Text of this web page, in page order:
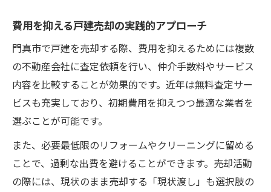
目安
戸建売却時の売値交渉ポイントを徹底解説
地価や評価額の違いが売値に与える影響と
は
実際の戸建売却シミュレーション事例紹介
費用の内訳と手数料削減のポイント解説
戸建売却の費用内訳をわかりやすく整理
手数料や諸費用を抑える具体的な方法
費用明細から見る戸建売却コスト削減術
費用を抑える戸建売却の実践的アプローチ
門真市で戸建を売却する際、費用を抑えるためには複数
の不動産会社に査定依頼を行い、仲介手数料やサービス
内容を比較することが効果的です。近年は無料査定サー
ビスも充実しており、初期費用を抑えつつ最適な業者を
選ぶことが可能です。
また、必要最低限のリフォームやクリーニングに留める
ことで、過剰な出費を避けることができます。売却活動
の際には、現状のまま売却する「現状渡し」も選択肢の